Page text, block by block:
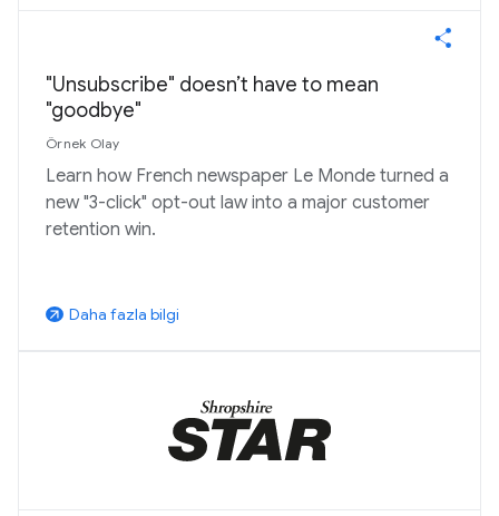
"Unsubscribe" doesn’t have to mean
"goodbye"
Örnek Olay
Learn how French newspaper Le Monde turned a
new "3-click" opt-out law into a major customer
retention win.
arrow_outward Daha fazla bilgi